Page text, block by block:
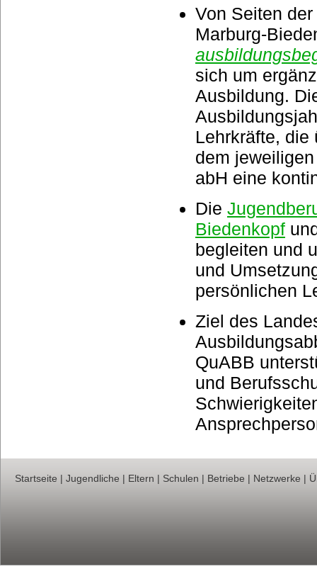
Von Seiten
Marburg-
sich um
Ausbildung.
Lehrkräfte, die
dem
abH eine
Die
Biedenkopf
begleiten und
und
persönlichen
Ziel des
QuABB
und
Startseite | Jugendliche | Eltern | Schulen | Betriebe | Netzwerke |